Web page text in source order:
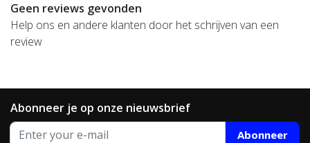
Geen reviews gevonden
Help ons en andere klanten door het schrijven van een
review
Abonneer je op onze nieuwsbrief
Abonneer